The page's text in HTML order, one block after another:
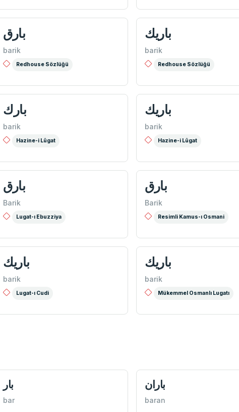
بارق
barik
Redhouse Sözlüğü
باریك
barik
Redhouse Sözlüğü
بارك
barik
Hazine-i Lûgat
باريك
barik
Hazine-i Lûgat
بارق
Barik
Lugat-ı Ebuzziya
بارق
Barik
Resimli Kamus-ı Osmani
باریك
barik
Lugat-ı Cudi
باریك
barik
Mükemmel Osmanlı Lugatı
بار
bar
باران
baran